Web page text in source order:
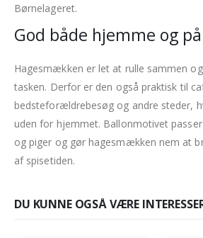
Børnelageret.
God både hjemme og
Hagesmækken er let at rulle sammen
tasken. Derfor er den også praktisk til
bedsteforældrebesøg og andre steder,
uden for hjemmet. Ballonmotivet
og piger og gør hagesmækken nem at
af spisetiden.
DU KUNNE OGSÅ VÆRE